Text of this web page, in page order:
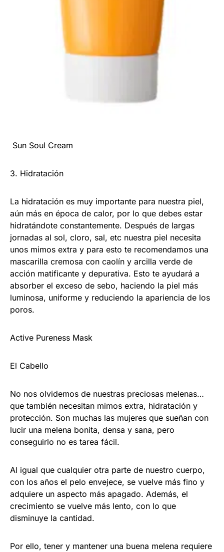
Sun Soul Cream
3. Hidratación
La hidratación es muy importante para nuestra piel,
aún más en época de calor, por lo que debes estar
hidratándote constantemente. Después de largas
jornadas al sol, cloro, sal, etc nuestra piel necesita
unos mimos extra y para esto te recomendamos una
mascarilla cremosa con caolín y arcilla verde de
acción matificante y depurativa. Esto te ayudará a
absorber el exceso de sebo, haciendo la piel más
luminosa, uniforme y reduciendo la apariencia de los
poros.
Active Pureness Mask
El Cabello
No nos olvidemos de nuestras preciosas melenas…
que también necesitan mimos extra, hidratación y
protección. Son muchas las mujeres que sueñan con
lucir una melena bonita, densa y sana, pero
conseguirlo no es tarea fácil.
Al igual que cualquier otra parte de nuestro cuerpo,
con los años el pelo envejece, se vuelve más fino y
adquiere un aspecto más apagado. Además, el
crecimiento se vuelve más lento, con lo que
disminuye la cantidad.
Por ello, tener y mantener una buena melena requiere